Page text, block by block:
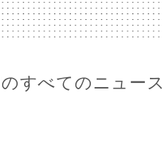
すべてのニュース